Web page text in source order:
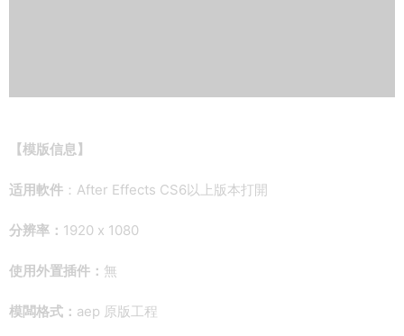
【模版信息】
适用軟件 ：After Effects CS6以上版本打開
分辨率： 1920 x 1080
使用外置插件： 無
模闆格式： aep 原版工程